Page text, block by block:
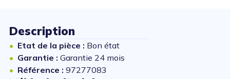
Description
Etat de la pièce : Bon état
Garantie : Garantie 24 mois
Référence : 97277083